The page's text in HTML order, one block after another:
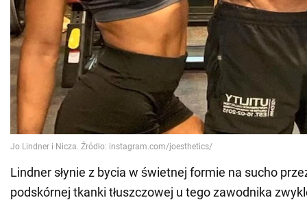
Lindner słynie z bycia w świetnej formie na sucho
podskórnej tkanki tłuszczowej u tego zawodnika